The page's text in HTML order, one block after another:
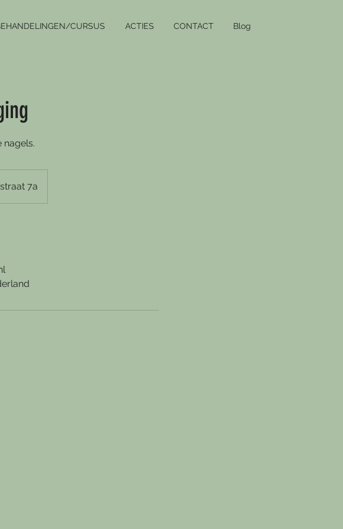
CURSUS ACTIES CONTACT Blog
nagels.
7a